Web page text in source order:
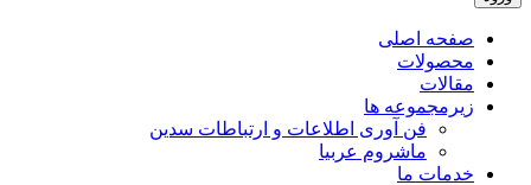
صفحه اصلی
محصولات
مقالات
زیرمجموعه ها
فن آوری اطلاعات و ارتباطات سدین
ماشروم عربيا
خدمات ما